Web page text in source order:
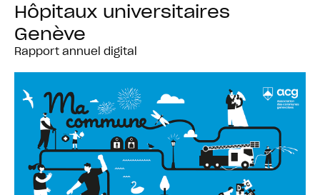
Hôpitaux universitaires
Genève
Rapport annuel digital